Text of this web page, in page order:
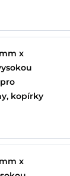
x
kopírky
x